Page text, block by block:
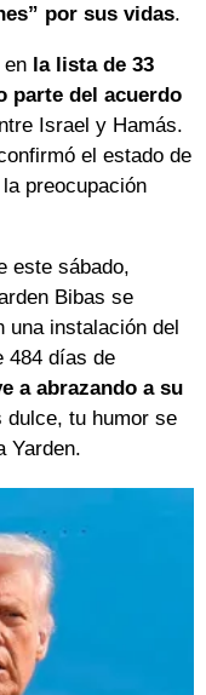
por sus vidas.
en la lista de 33
parte del acuerdo
Israel y Hamás.
el estado de
preocupación
este sábado,
Bibas se
una instalación del
484 días de
a abrazando a su
dulce, tu humor se
Yarden.